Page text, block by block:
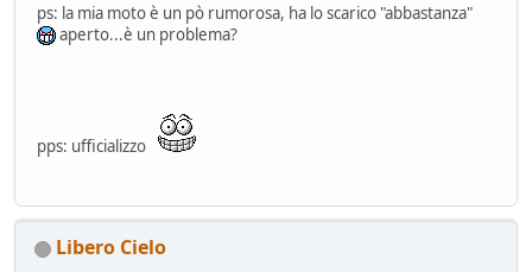
ps: la mia moto è un pò rumorosa, ha lo scarico "abbastanza"
aperto...è un problema?
pps: ufficializzo
Libero Cielo